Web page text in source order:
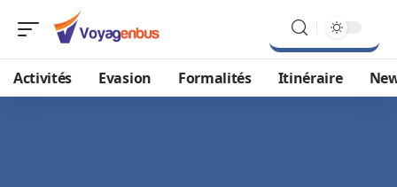
Activités Evasion Formalités Itinéraire